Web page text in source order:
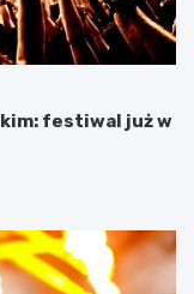
festiwal już w